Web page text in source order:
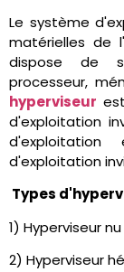
Le système
matérielles de
dispose de
processeur,
hyperviseur
d'exploitation
d'exploitation
d'exploitation
Types
1) Hyperviseur
2) Hyperviseur